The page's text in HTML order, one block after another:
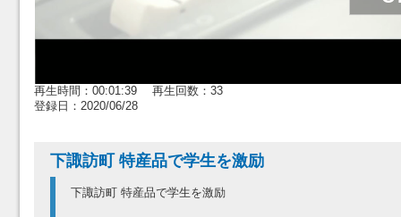
再生時間：00:01:39 再生回数：33
登録日：2020/06/28
下諏訪町 特産品で学生を激励
下諏訪町 特産品で学生を激励